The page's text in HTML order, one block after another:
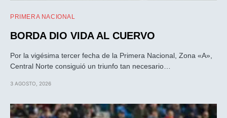
PRIMERA NACIONAL
BORDA DIO VIDA AL CUERVO
Por la vigésima tercer fecha de la Primera Nacional, Zona «A»,
Central Norte consiguió un triunfo tan necesario…
3 AGOSTO, 2026